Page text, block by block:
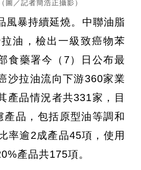
圖／記者簡浩正攝影）
風暴持續延燒。中聯油脂
油，檢出一級致癌物苯
食藥署今（7）日公布最
沙拉油流向下游360家業
產品情況者共331家，目
產品，包括原型油等調和
率逾2成產品45項，使用
產品共175項。